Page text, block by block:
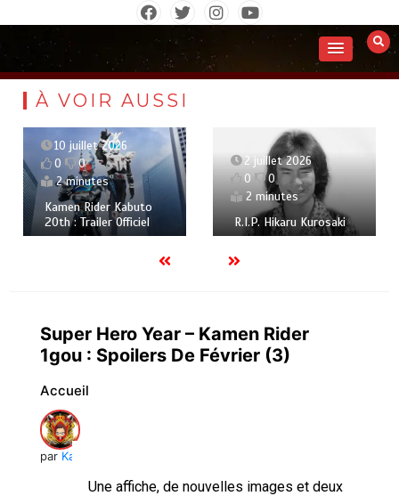
contenu
À VOIR AUSSI
10 juillet 2026
0
0
2 minutes
Kamen Rider Kabuto
20th : Trailer Officiel
2 juillet 2026
0
0
2 minutes
R.I.P. Hikaru Kurosaki
Super Hero Year – Kamen Rider
1gou : Spoilers De Février (3)
Accueil
par Kai
Une affiche, de nouvelles images et deux